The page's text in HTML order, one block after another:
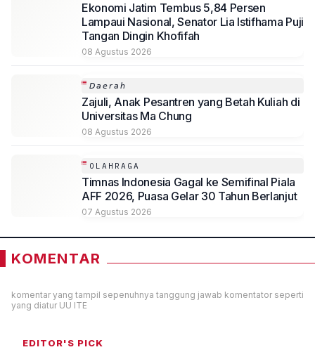
Ekonomi Jatim Tembus 5,84 Persen
Lampaui Nasional, Senator Lia Istifhama Puji
Tangan Dingin Khofifah
08 Agustus 2026
𝘋𝘢𝘦𝘳𝘢𝘩
Zajuli, Anak Pesantren yang Betah Kuliah di
Universitas Ma Chung
08 Agustus 2026
OLAHRAGA
Timnas Indonesia Gagal ke Semifinal Piala
AFF 2026, Puasa Gelar 30 Tahun Berlanjut
07 Agustus 2026
KOMENTAR
komentar yang tampil sepenuhnya tanggung jawab komentator seperti
yang diatur UU ITE
EDITOR'S PICK